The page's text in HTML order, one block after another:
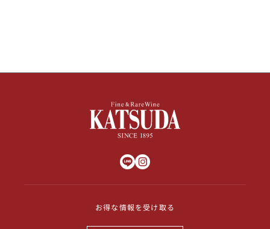
お得な情報を受け取る